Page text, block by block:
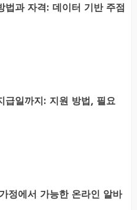
법과 자격: 데이터 기반 주점
급일까지: 지원 방법, 필요
정에서 가능한 온라인 알바